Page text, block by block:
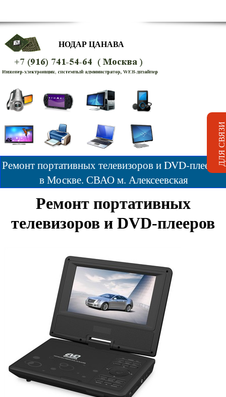
НОДАР ЦАНАВА
Ремонт портативных телевизоров и DVD-плееров
в Москве. СВАО м. Алексеевская
Ремонт портативных
телевизоров и DVD-плееров